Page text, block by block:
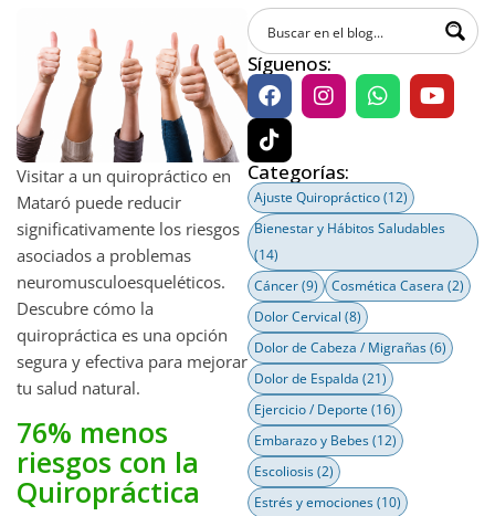
Visitar a un quiropráctico en
Mataró puede reducir
significativamente los riesgos
asociados a problemas
neuromusculoesqueléticos.
Descubre cómo la
quiropráctica es una opción
segura y efectiva para mejorar
tu salud natural.
76% menos
riesgos con la
Quiropráctica
Síguenos:
Categorías:
Ajuste Quiropráctico(12)
Bienestar y Hábitos Saludables
(14)
Cáncer(9) Cosmética Casera (2)
Dolor Cervical (8)
Dolor de Cabeza / Migrañas(6)
Dolor de Espalda (21)
Ejercicio / Deporte (16)
Embarazo y Bebes(12)
Escoliosis(2)
Estrés y emociones(10)